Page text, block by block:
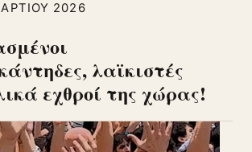
2026
λαϊκιστές
εχθροί της χώρας!